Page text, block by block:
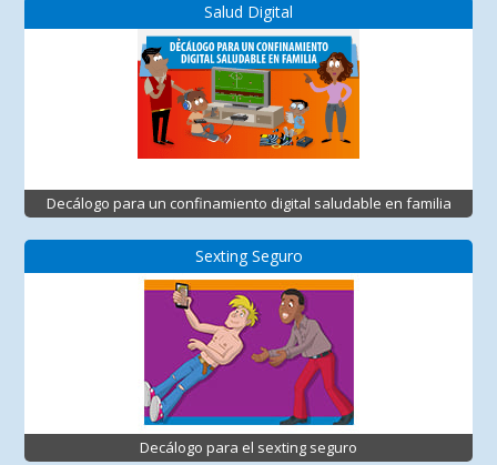
Salud Digital
Decálogo para un confinamiento digital saludable en familia
Sexting Seguro
Decálogo para el sexting seguro